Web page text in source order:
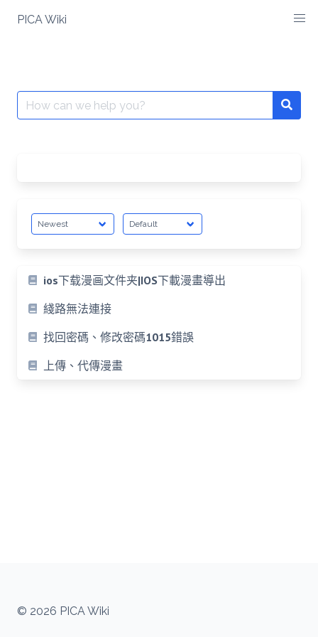
PICA Wiki
Search
for:
ios下载漫画文件夹|IOS下載漫畫導出
綫路無法連接
找回密碼、修改密碼1015錯誤
上傳、代傳漫畫
© 2026 PICA Wiki